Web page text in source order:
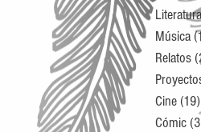
Literatura
Música
Relatos
Cine (19)
Cómic